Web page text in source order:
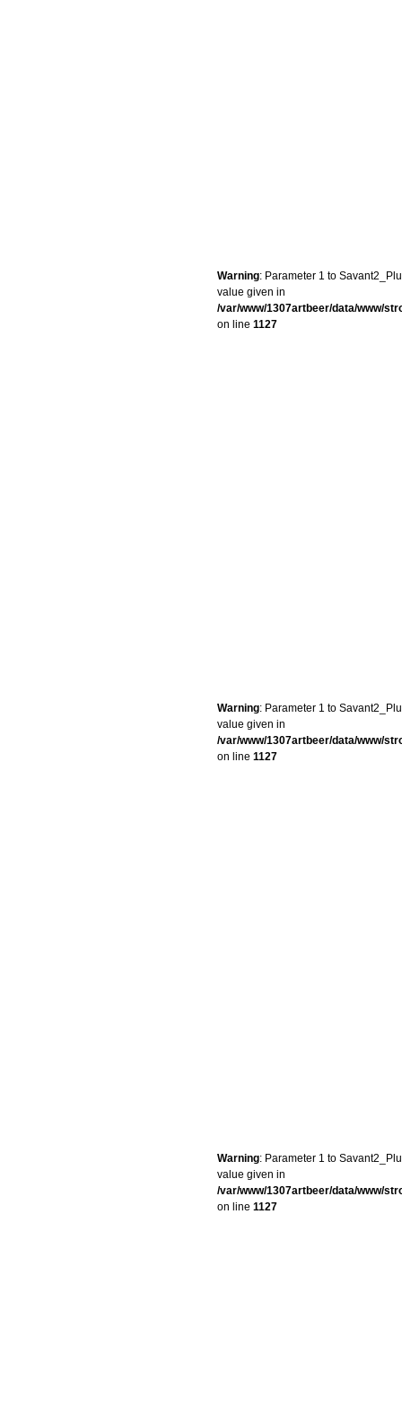
Warning: Parameter 1 to
value given in
/var/www/1307artbeer/data/www/
on line 1127
Warning: Parameter 1 to
value given in
/var/www/1307artbeer/data/www/
on line 1127
Warning: Parameter 1 to
value given in
/var/www/1307artbeer/data/www/
on line 1127